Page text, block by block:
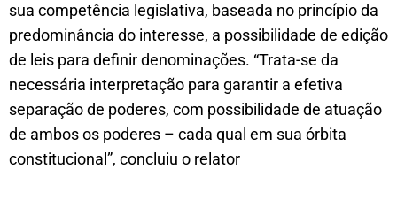
sua competência legislativa, baseada no princípio da
predominância do interesse, a possibilidade de edição
de leis para definir denominações. “Trata-se da
necessária interpretação para garantir a efetiva
separação de poderes, com possibilidade de atuação
de ambos os poderes – cada qual em sua órbita
constitucional”, concluiu o relator